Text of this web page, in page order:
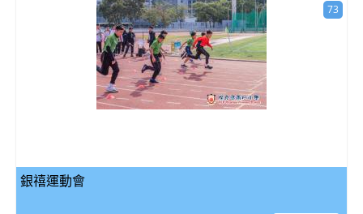
銀禧運動會
73